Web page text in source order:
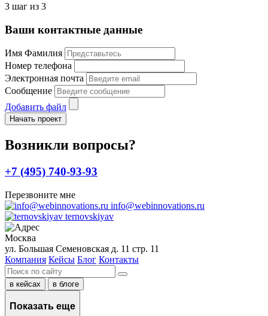
3 шаг из 3
Ваши контактные данные
Имя Фамилия
Номер телефона
Электронная почта
Сообщение
Добавить файл
Начать проект
Возникли вопросы?
+7 (495) 740-93-93
Перезвоните мне
info@webinnovations.ru
ternovskiyav
Москва
ул. Большая Семеновская д. 11 стр. 11
Компания Кейсы Блог Контакты
в кейсах в блогe
Показать еще